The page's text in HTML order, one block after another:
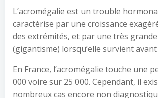
L’acromégalie est un trouble
caractérise par une croissance
des extrémités, et par une très
(gigantisme) lorsqu’elle survient
En France, l’acromégalie touche une
000 voire sur 25 000. Cependant, il
nombreux cas encore non